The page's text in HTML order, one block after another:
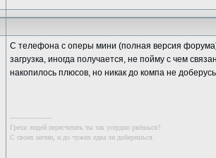
С телефона с оперы мини (полная версия
загрузка, иногда получается, не пойму с чем
накопилось плюсов, но никак до компа не
--------------------
Грехи людей пересчитать ты так усердно рвёшься?
С своих начни, и до чужих едва ли доберешься.